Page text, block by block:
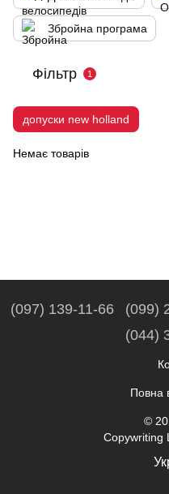
Збройна програма
Фільтр 1
допуски new holland
Немає товарів
(097) 139-11-66 (099)
(044)
Повна
©
Copywriting